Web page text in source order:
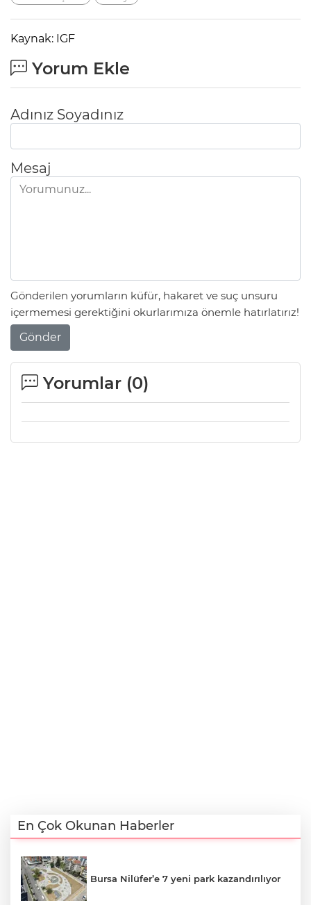
Kaynak: IGF
Yorum Ekle
Adınız Soyadınız
Mesaj
Gönderilen yorumların küfür, hakaret ve suç unsuru
içermemesi gerektiğini okurlarımıza önemle hatırlatırız!
Gönder
Yorumlar (0)
En Çok Okunan Haberler
Bursa Nilüfer’e 7 yeni park kazandırılıyor